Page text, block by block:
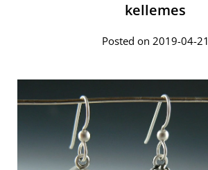
kellemes
Posted on 2019-04-21